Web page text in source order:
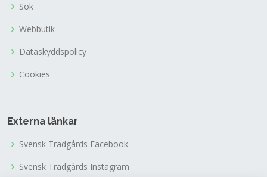
Sök
Webbutik
Dataskyddspolicy
Cookies
Externa länkar
Svensk Trädgårds Facebook
Svensk Trädgårds Instagram